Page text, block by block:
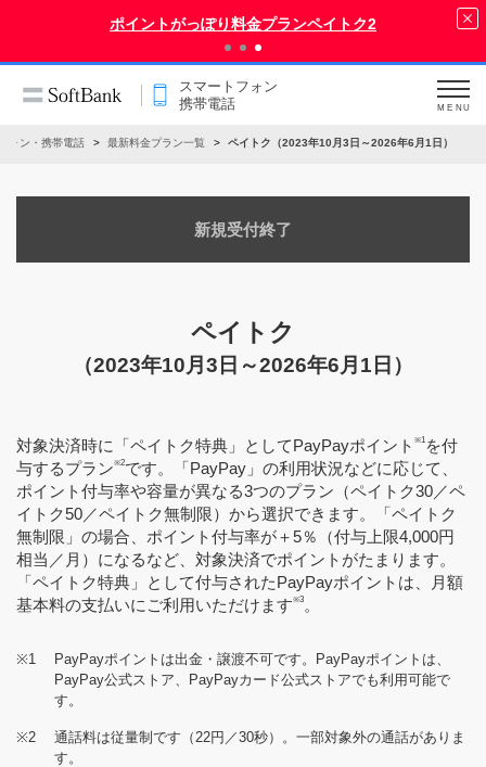
ポイントがっぽり料金プランペイトク2
スマートフォン
携帯電話
MENU
ォン・携帯電話 最新料金プラン一覧 ペイトク（2023年10月3日～2026年6月1日）
新規受付終了
ペイトク
（2023年10月3日～2026年6月1日）
対象決済時に「ペイトク特典」としてPayPayポイント ※1 を付
与するプラン※2です。「PayPay」の利用状況などに応じて、
ポイント付与率や容量が異なる3つのプラン（ペイトク30／ペ
イトク50／ペイトク無制限）から選択できます。「ペイトク
無制限」の場合、ポイント付与率が＋5％（付与上限4,000円
相当／月）になるなど、対象決済でポイントがたまります。
「ペイトク特典」として付与されたPayPayポイントは、月額
基本料の支払いにご利用いただけます※3 。
※1
PayPayポイントは出金・譲渡不可です。PayPayポイントは、
PayPay公式ストア、PayPayカード公式ストアでも利用可能で
す。
※2
通話料は従量制です（22円／30秒）。一部対象外の通話がありま
す。